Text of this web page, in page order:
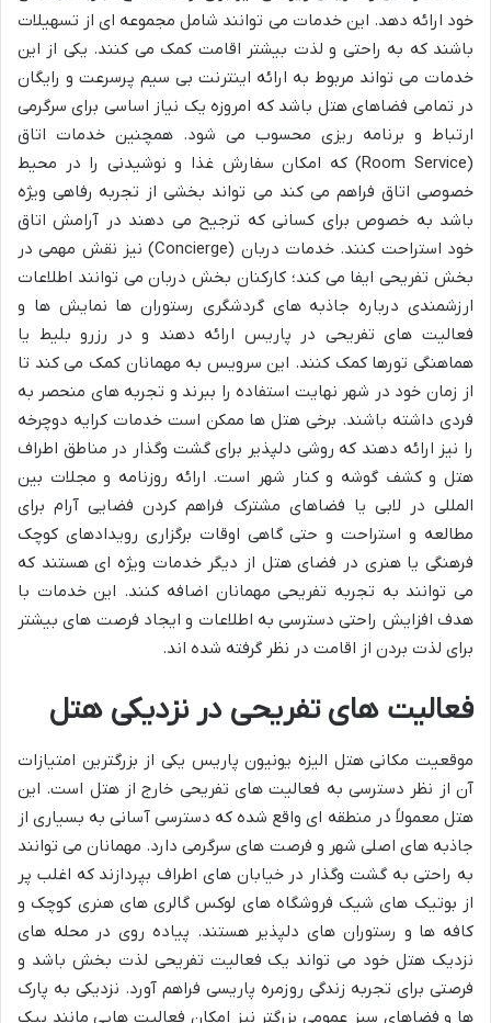
خود ارائه دهد. این خدمات می توانند شامل مجموعه ای از تسهیلات
باشند که به راحتی و لذت بیشتر اقامت کمک می کنند. یکی از این
خدمات می تواند مربوط به ارائه اینترنت بی سیم پرسرعت و رایگان
در تمامی فضاهای هتل باشد که امروزه یک نیاز اساسی برای سرگرمی
ارتباط و برنامه ریزی محسوب می شود. همچنین خدمات اتاق
(Room Service) که امکان سفارش غذا و نوشیدنی را در محیط
خصوصی اتاق فراهم می کند می تواند بخشی از تجربه رفاهی ویژه
باشد به خصوص برای کسانی که ترجیح می دهند در آرامش اتاق
خود استراحت کنند. خدمات دربان (Concierge) نیز نقش مهمی در
بخش تفریحی ایفا می کند؛ کارکنان بخش دربان می توانند اطلاعات
ارزشمندی درباره جاذبه های گردشگری رستوران ها نمایش ها و
فعالیت های تفریحی در پاریس ارائه دهند و در رزرو بلیط یا
هماهنگی تورها کمک کنند. این سرویس به مهمانان کمک می کند تا
از زمان خود در شهر نهایت استفاده را ببرند و تجربه های منحصر به
فردی داشته باشند. برخی هتل ها ممکن است خدمات کرایه دوچرخه
را نیز ارائه دهند که روشی دلپذیر برای گشت وگذار در مناطق اطراف
هتل و کشف گوشه و کنار شهر است. ارائه روزنامه و مجلات بین
المللی در لابی یا فضاهای مشترک فراهم کردن فضایی آرام برای
مطالعه و استراحت و حتی گاهی اوقات برگزاری رویدادهای کوچک
فرهنگی یا هنری در فضای هتل از دیگر خدمات ویژه ای هستند که
می توانند به تجربه تفریحی مهمانان اضافه کنند. این خدمات با
هدف افزایش راحتی دسترسی به اطلاعات و ایجاد فرصت های بیشتر
برای لذت بردن از اقامت در نظر گرفته شده اند.
فعالیت های تفریحی در نزدیکی هتل
موقعیت مکانی هتل الیزه یونیون پاریس یکی از بزرگترین امتیازات
آن از نظر دسترسی به فعالیت های تفریحی خارج از هتل است. این
هتل معمولاً در منطقه ای واقع شده که دسترسی آسانی به بسیاری از
جاذبه های اصلی شهر و فرصت های سرگرمی دارد. مهمانان می توانند
به راحتی به گشت وگذار در خیابان های اطراف بپردازند که اغلب پر
از بوتیک های شیک فروشگاه های لوکس گالری های هنری کوچک و
کافه ها و رستوران های دلپذیر هستند. پیاده روی در محله های
نزدیک هتل خود می تواند یک فعالیت تفریحی لذت بخش باشد و
فرصتی برای تجربه زندگی روزمره پاریسی فراهم آورد. نزدیکی به پارک
ها و فضاهای سبز عمومی بزرگتر نیز امکان فعالیت هایی مانند پیک